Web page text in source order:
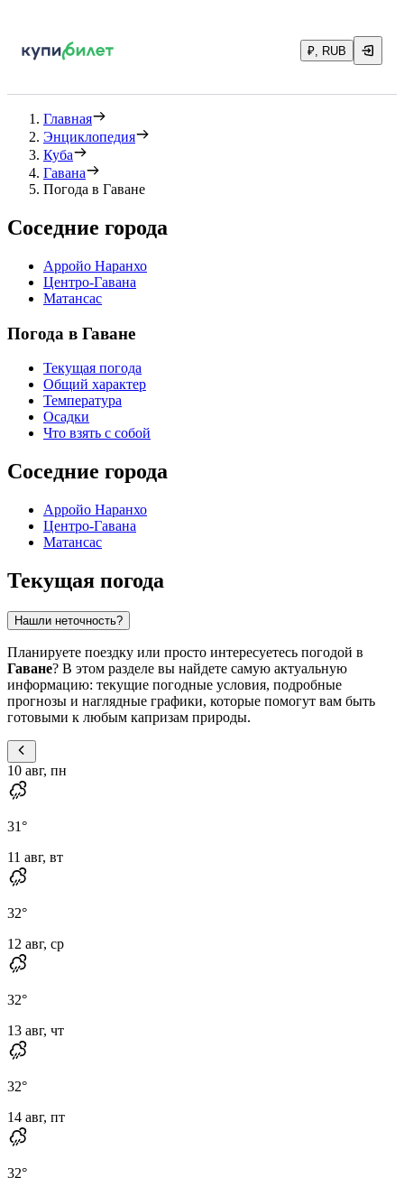
₽, RUB
Главная
Энциклопедия
Куба
Гавана
Погода в Гаване
Соседние города
Арройо Наранхо
Центро-Гавана
Матансас
Погода в Гаване
Текущая погода
Общий характер
Температура
Осадки
Что взять с собой
Соседние города
Арройо Наранхо
Центро-Гавана
Матансас
Текущая погода
Нашли неточность?
Планируете поездку или просто интересуетесь погодой в
Гаване? В этом разделе вы найдете самую актуальную
информацию: текущие погодные условия, подробные
прогнозы и наглядные графики, которые помогут вам быть
готовыми к любым капризам природы.
10 авг, пн
31°
11 авг, вт
32°
12 авг, ср
32°
13 авг, чт
32°
14 авг, пт
32°